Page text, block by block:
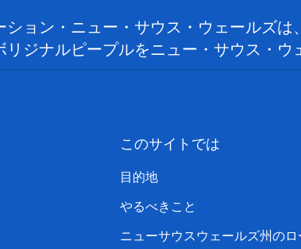
ション・ニュー・サウス・ウェールズ
リジナルピープルをニュー・サウス・
このサイトでは
目的地
やるべきこと
ニューサウスウェールズ州のロ